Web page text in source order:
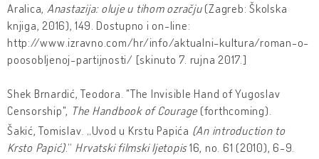
Aralica, Anastazija: oluje u tihom ozračju(Zagreb: Školska
knjiga, 2016), 149. Dostupno i on-line:
http://www.izravno.com/hr/info/aktualni-kultura/roman-o-
poosobljenoj-partijnosti/ [skinuto 7. rujna 2017.]
Shek Brnardić, Teodora. "The Invisible Hand of Yugoslav
Censorship", The Handbook of Courage (forthcoming).
Šakić, Tomislav. „Uvod u Krstu Papića (An introduction to
Krsto Papić) .“ Hrvatski filmski ljetopis 16, no. 61 (2010), 6-9.